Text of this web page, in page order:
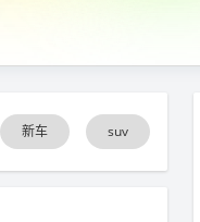
新车 suv